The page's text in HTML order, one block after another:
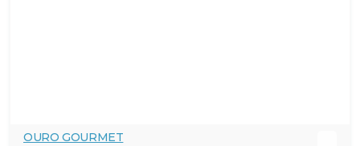
OURO GOURMET